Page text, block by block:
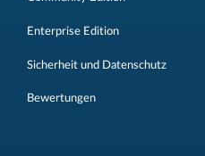
Enterprise Edition
Sicherheit und Datenschutz
Bewertungen